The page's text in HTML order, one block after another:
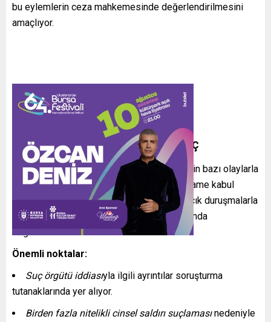
bu eylemlerin ceza mahkemesinde değerlendirilmesini
amaçlıyor.
İddianamenin kapsamı ve süreç
Savcılıkça hazırlanan belgelerde, şüphelilerin bazı olaylarla
doğrudan ilişkilendirildiği belirtiliyor. İddianame kabul
edildiği takdirde, dava süreci kamuoyuna açık duruşmalarla
devam edecek ve deliller mahkeme huzurunda
değerlendirilecek.
Önemli noktalar:
Suç örgütü iddiasıyla ilgili ayrıntılar soruşturma
tutanaklarında yer alıyor.
Birden fazla nitelikli cinsel saldırı suçlamasınedeniyle